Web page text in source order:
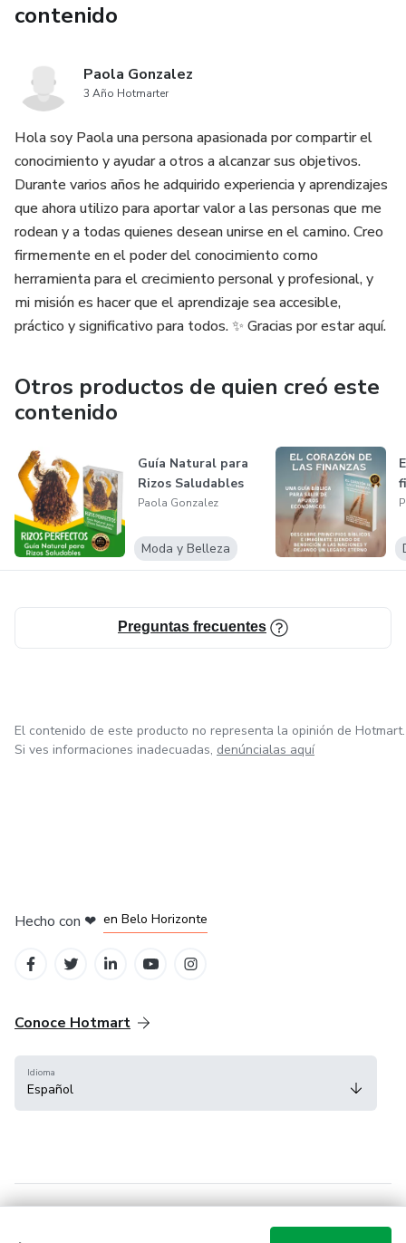
contenido
Paola Gonzalez
3 Año Hotmarter
Hola soy Paola una persona apasionada por compartir el
conocimiento y ayudar a otros a alcanzar sus objetivos.
Durante varios años he adquirido experiencia y aprendizajes
que ahora utilizo para aportar valor a las personas que me
rodean y a todas quienes desean unirse en el camino. Creo
firmemente en el poder del conocimiento como
herramienta para el crecimiento personal y profesional, y
mi misión es hacer que el aprendizaje sea accesible,
práctico y significativo para todos. ✨ Gracias por estar aquí.
Otros productos de quien creó este
contenido
Guía Natural para
Rizos Saludables
Paola Gonzalez
Moda y Belleza
Preguntas frecuentes
El contenido de este producto no representa la opinión de Hotmart.
Si ves informaciones inadecuadas, denúncialas aquí
Hecho con ❤ en Belo Horizonte
Conoce Hotmart
Idioma
Español